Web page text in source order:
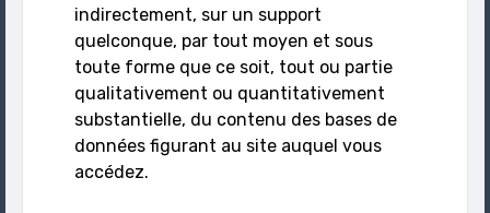
indirectement, sur un support
quelconque, par tout moyen et sous
toute forme que ce soit, tout ou partie
qualitativement ou quantitativement
substantielle, du contenu des bases de
données figurant au site auquel vous
accédez.